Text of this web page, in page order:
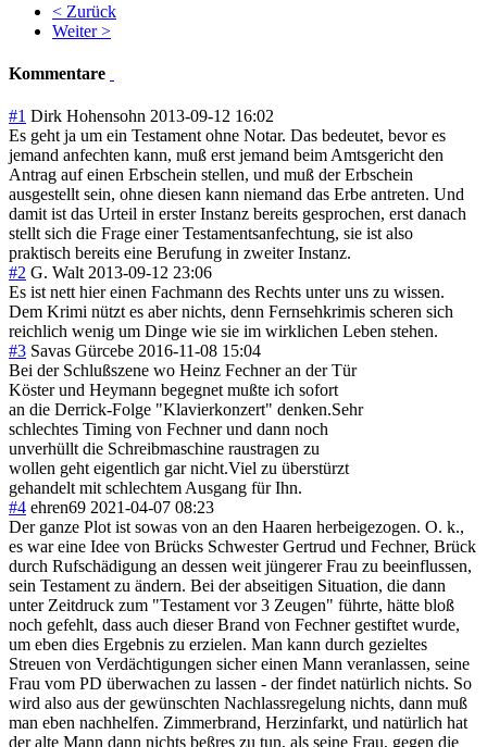
< Zurück
Weiter >
Kommentare
#1 Dirk Hohensohn 2013-09-12 16:02
Es geht ja um ein Testament ohne Notar. Das bedeutet, bevor es
jemand anfechten kann, muß erst jemand beim Amtsgericht den
Antrag auf einen Erbschein stellen, und muß der Erbschein
ausgestellt sein, ohne diesen kann niemand das Erbe antreten. Und
damit ist das Urteil in erster Instanz bereits gesprochen, erst danach
stellt sich die Frage einer Testamentsanfechtung, sie ist also
praktisch bereits eine Berufung in zweiter Instanz.
#2 G. Walt 2013-09-12 23:06
Es ist nett hier einen Fachmann des Rechts unter uns zu wissen.
Dem Krimi nützt es aber nichts, denn Fernsehkrimis scheren sich
reichlich wenig um Dinge wie sie im wirklichen Leben stehen.
#3 Savas Gürcebe 2016-11-08 15:04
Bei der Schlußszene wo Heinz Fechner an der Tür
Köster und Heymann begegnet mußte ich sofort
an die Derrick-Folge "Klavierkonzert" denken.Sehr
schlechtes Timing von Fechner und dann noch
unverhüllt die Schreibmaschine raustragen zu
wollen geht eigentlich gar nicht.Viel zu überstürzt
gehandelt mit schlechtem Ausgang für Ihn.
#4 ehren69 2021-04-07 08:23
Der ganze Plot ist sowas von an den Haaren herbeigezogen. O. k.,
es war eine Idee von Brücks Schwester Gertrud und Fechner, Brück
durch Rufschädigung an dessen weit jüngerer Frau zu beeinflussen,
sein Testament zu ändern. Bei der abseitigen Situation, die dann
unter Zeitdruck zum "Testament vor 3 Zeugen" führte, hätte bloß
noch gefehlt, dass auch dieser Brand von Fechner gestiftet wurde,
um eben dies Ergebnis zu erzielen. Man kann durch gezieltes
Streuen von Verdächtigungen sicher einen Mann veranlassen, seine
Frau vom PD überwachen zu lassen - der findet natürlich nichts. So
wird also aus der gewünschten Nachlassregelung nichts, dann muß
man eben nachhelfen. Zimmerbrand, Herzinfarkt, und natürlich hat
der alte Mann dann nichts beßres zu tun, als seine Frau, gegen die